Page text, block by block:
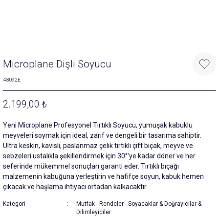
Microplane Dişli Soyucu
48092E
2.199,00 ₺
Yeni Microplane Profesyonel Tırtıklı Soyucu, yumuşak kabuklu
meyveleri soymak için ideal, zarif ve dengeli bir tasarıma sahiptir.
Ultra keskin, kavisli, paslanmaz çelik tırtıklı çift bıçak, meyve ve
sebzeleri ustalıkla şekillendirmek için 30°'ye kadar döner ve her
seferinde mükemmel sonuçları garanti eder. Tırtıklı bıçağı
malzemenin kabuğuna yerleştirin ve hafifçe soyun, kabuk hemen
çıkacak ve haşlama ihtiyacı ortadan kalkacaktır.
Kategori Mutfak - Rendeler - Soyacaklar & Doğrayıcılar &
Dilimleyiciler